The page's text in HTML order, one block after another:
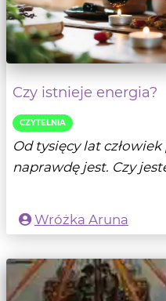
Czy istnieje energia?
CZYTELNIA
Od tysięcy lat
naprawdę jest. Czy
Wróżka Aruna